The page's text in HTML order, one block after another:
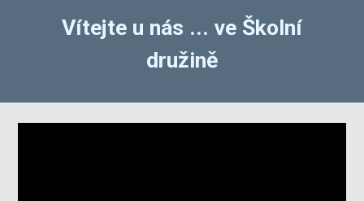
Vítejte u nás ... ve Školní
družině